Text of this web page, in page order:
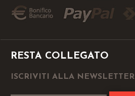
RESTA COLLEGATO
ISCRIVITI ALLA NEWSLETTER